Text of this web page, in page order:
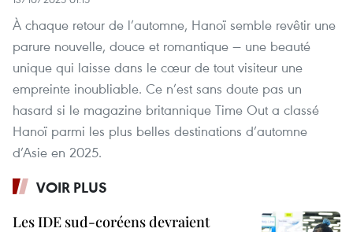
À chaque retour de l’automne, Hanoï semble revêtir une
parure nouvelle, douce et romantique — une beauté
unique qui laisse dans le cœur de tout visiteur une
empreinte inoubliable. Ce n’est sans doute pas un
hasard si le magazine britannique Time Out a classé
Hanoï parmi les plus belles destinations d’automne
d’Asie en 2025.
VOIR PLUS
Les IDE sud-coréens devraient